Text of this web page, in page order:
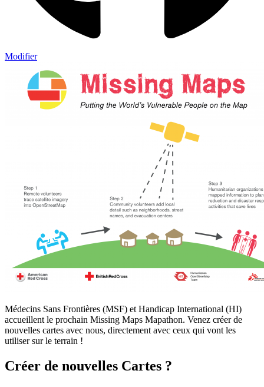
Modifier
Médecins Sans Frontières (MSF) et Handicap International (HI)
accueillent le prochain Missing Maps Mapathon. Venez créer de
nouvelles cartes avec nous, directement avec ceux qui vont les
utiliser sur le terrain !
Créer de nouvelles Cartes ?